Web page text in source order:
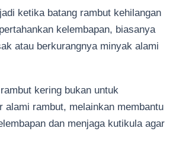
ketika batang rambut kehilangan
kelembapan, biasanya
atau berkurangnya minyak alami
kering bukan untuk
alami rambut, melainkan membantu
dan menjaga kutikula agar